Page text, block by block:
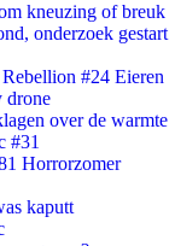
kneuzing of breuk
onderzoek gestart
#24 Eieren
drone
over de warmte
#31
Horrorzomer
kaputt